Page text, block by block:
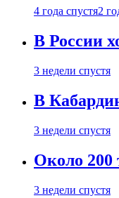
4 года спустя2
В России
3 недели спустя
В
3 недели спустя
Около 200
3 недели спустя